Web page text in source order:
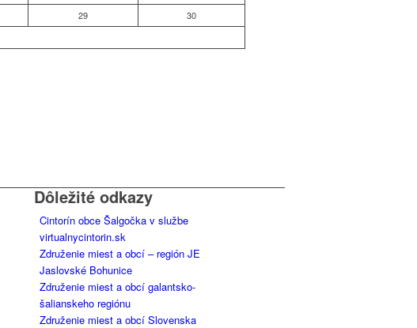
29
30
Dôležité odkazy
Cintorín obce Šalgočka v službe
virtualnycintorin.sk
Združenie miest a obcí – región JE
Jaslovské Bohunice
Združenie miest a obcí galantsko-
šalianskeho regiónu
Združenie miest a obcí Slovenska